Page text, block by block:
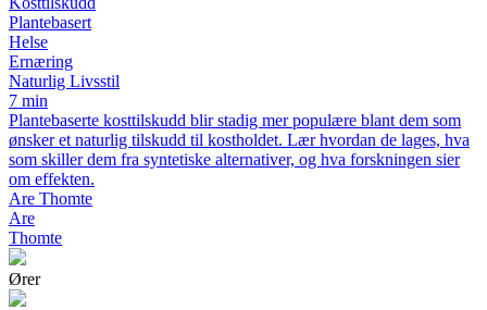
Plantebasert
Helse
Ernæring
Naturlig Livsstil
7 min
Plantebaserte kosttilskudd blir stadig mer populære blant dem som
ønsker et naturlig tilskudd til kostholdet. Lær hvordan de lages, hva
som skiller dem fra syntetiske alternativer, og hva forskningen sier
om effekten.
Are Thomte
Are
Thomte
Ører